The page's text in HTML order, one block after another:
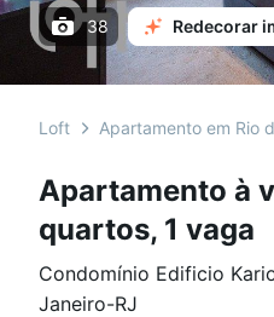
38 Redecorar
Loft Apartamento em Rio
Apartamento à
quartos, 1 vaga
Condomínio Edificio
Janeiro-RJ